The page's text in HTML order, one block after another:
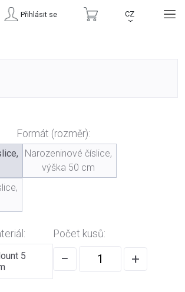
Přihlásit se CZ
›
Formát (rozměr):
Narozeninové číslice,
výška 50 cm
5
Počet kusů:
− +